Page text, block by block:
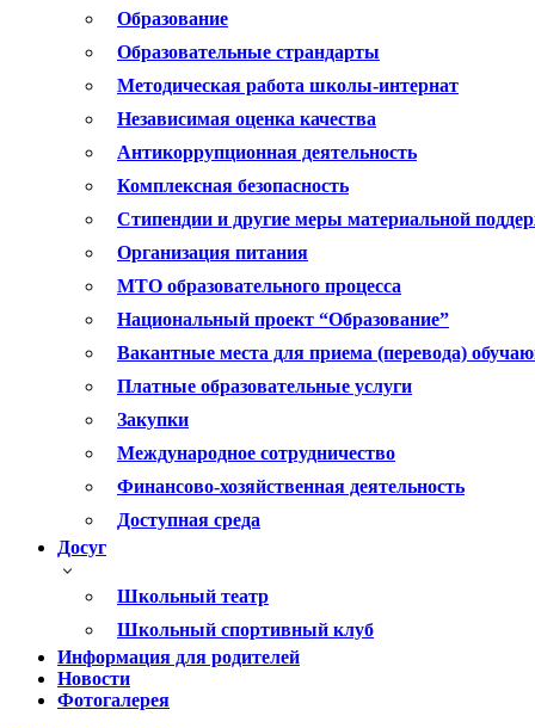
Образование
Образовательные страндарты
Методическая работа школы-интернат
Независимая оценка качества
Антикоррупционная деятельность
Комплексная безопасность
Стипендии и другие меры материальной
Организация питания
МТО образовательного процесса
Национальный проект “Образование”
Вакантные места для приема (перевода)
Платные образовательные услуги
Закупки
Международное сотрудничество
Финансово-хозяйственная деятельность
Доступная среда
Досуг
Школьный театр
Школьный спортивный клуб
Информация для родителей
Новости
Фотогалерея